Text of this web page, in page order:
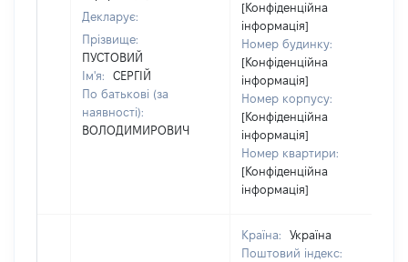
Декларує:
Прізвище:
ПУСТОВИЙ
Ім'я:
СЕРГІЙ
По батькові (за
наявності):
ВОЛОДИМИРОВИЧ
[Конфіденційна
інформація]
Номер будинку:
[Конфіденційна
інформація]
Номер корпусу:
[Конфіденційна
інформація]
Номер квартири:
[Конфіденційна
інформація]
Країна:
Україна
Поштовий індекс: